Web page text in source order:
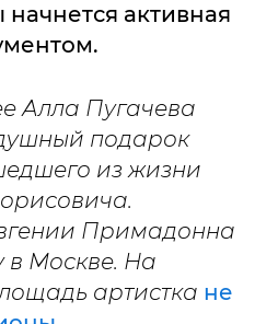
активная
Алла Пугачева
подарок
из жизни
Примадонна
в Москве. На
артистка не